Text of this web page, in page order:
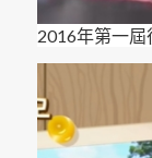
2016年第一屆